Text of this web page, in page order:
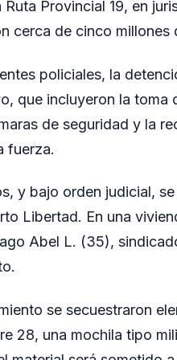
Provincial 19, en
cerca de cinco millones
policiales, la
que incluyeron la toma
de seguridad y la
fuerza.
y bajo orden judicial,
Libertad. En una
Abel L. (35),
se secuestraron
28, una mochila tipo